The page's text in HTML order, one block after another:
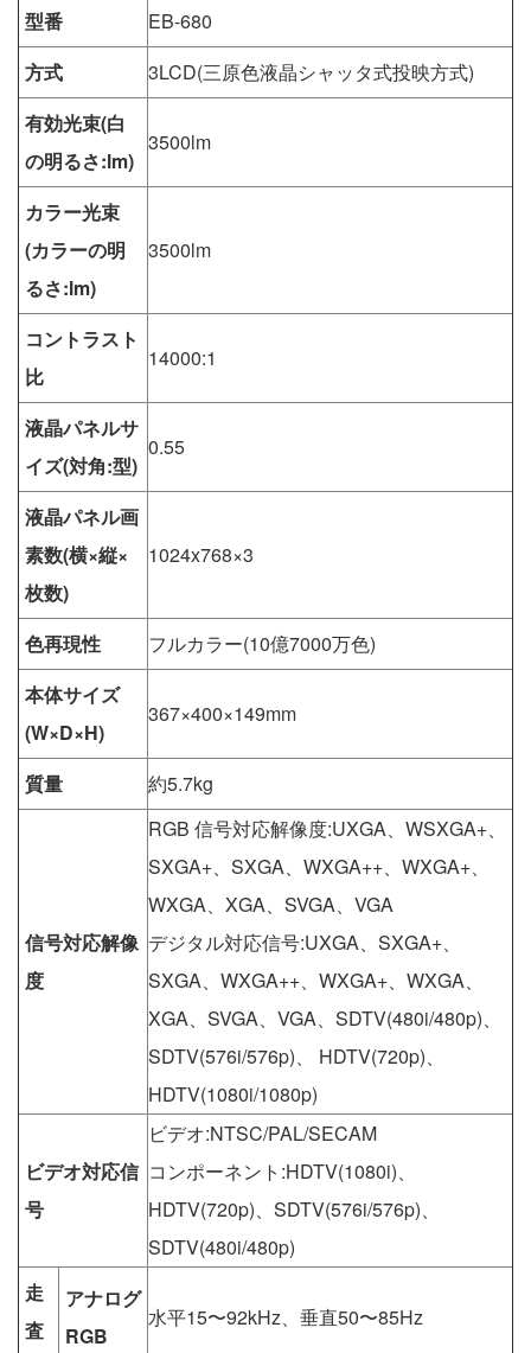
型番
EB-680
方式
3LCD(三原色液晶シャッタ式投映方式)
有効光束(白
の明るさ:lm)
3500lm
カラー光束
(カラーの明
るさ:lm)
3500lm
コントラスト
比
14000:1
液晶パネルサ
イズ(対角:型)
0.55
液晶パネル画
素数(横×縦×
枚数)
1024x768×3
色再現性
フルカラー(10億7000万色)
本体サイズ
(W×D×H)
367×400×149mm
質量 約5.7kg
信号対応解像
度
RGB 信号対応解像度:UXGA、WSXGA+、
SXGA+、SXGA、WXGA++、WXGA+、
WXGA、XGA、SVGA、VGA
デジタル対応信号:UXGA、SXGA+、
SXGA、WXGA++、WXGA+、WXGA、
XGA、SVGA、VGA、SDTV(480i/480p)、
SDTV(576i/576p)、 HDTV(720p)、
HDTV(1080i/1080p)
ビデオ対応信
号
ビデオ:NTSC/PAL/SECAM
コンポーネント:HDTV(1080i)、
HDTV(720p)、SDTV(576i/576p)、
SDTV(480i/480p)
走
査
アナログ
RGB
水平15〜92kHz、垂直50〜85Hz